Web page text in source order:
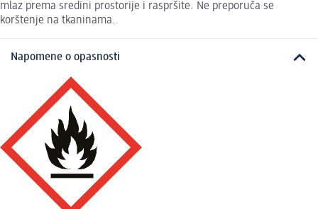
mlaz prema sredini prostorije i raspršite. Ne preporuča se
korštenje na tkaninama.
Napomene o opasnosti